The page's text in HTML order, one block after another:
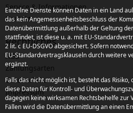
Service & Informationen
Kontakt
Rechtliches
AGB
Zahlungsarten
Datenschutz
Impressum
Einzelne Dienste können Daten in ein Land
das kein Angemessenheitsbeschluss der
Datenübermittlung außerhalb der Geltung
stattfindet, ist diese u. a. mit EU-
2 lit. c EU-DSGVO abgesichert. Sofern
EU-Standardvertragsklauseln durch weitere
ergänzt.
Falls das nicht möglich ist, besteht das
diese Daten für Kontroll- und
dagegen keine wirksamen Rechtsbehelfe zur
Fällen wird die Datenübermittlung an einen